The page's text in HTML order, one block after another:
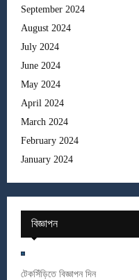
September 2024
August 2024
July 2024
June 2024
May 2024
April 2024
March 2024
February 2024
January 2024
বিজ্ঞাপন
টেকসিঁড়িতে বিজ্ঞাপন দিন